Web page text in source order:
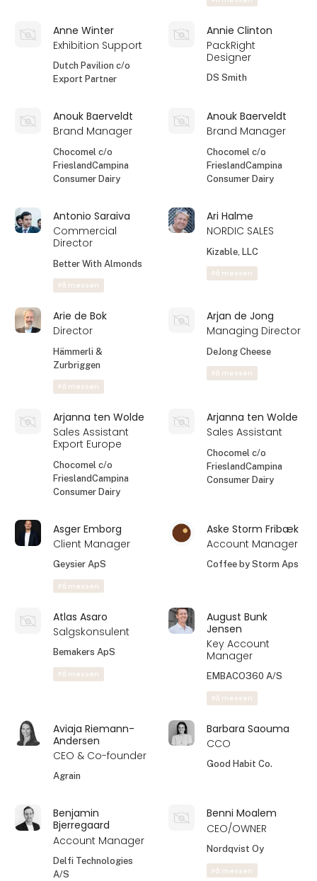
Anne Winter
Exhibition Support
Dutch Pavilion c/o
Export Partner
Annie Clinton
PackRight
Designer
DS Smith
Anouk Baerveldt
Brand Manager
Chocomel c/o
FrieslandCampina
Consumer Dairy
Anouk Baerveldt
Brand Manager
Chocomel c/o
FrieslandCampina
Consumer Dairy
Antonio Saraiva
Commercial
Director
Better With Almonds
På messen
Ari Halme
NORDIC SALES
Kizable, LLC
På messen
Arie de Bok
Director
Hämmerli &
Zurbriggen
På messen
Arjan de Jong
Managing Director
DeJong Cheese
På messen
Arjanna ten Wolde
Sales Assistant
Export Europe
Chocomel c/o
FrieslandCampina
Consumer Dairy
Arjanna ten Wolde
Sales Assistant
Chocomel c/o
FrieslandCampina
Consumer Dairy
Asger Emborg
Client Manager
Geysier ApS
På messen
Aske Storm Fribæk
Account Manager
Coffee by Storm Aps
Atlas Asaro
Salgskonsulent
Bemakers ApS
På messen
August Bunk
Jensen
Key Account
Manager
EMBACO360 A/S
På messen
Aviaja Riemann-
Andersen
CEO & Co-founder
Agrain
Barbara Saouma
CCO
Good Habit Co.
Benjamin
Bjerregaard
Account Manager
Delfi Technologies
A/S
Benni Moalem
CEO/OWNER
Nordqvist Oy
På messen